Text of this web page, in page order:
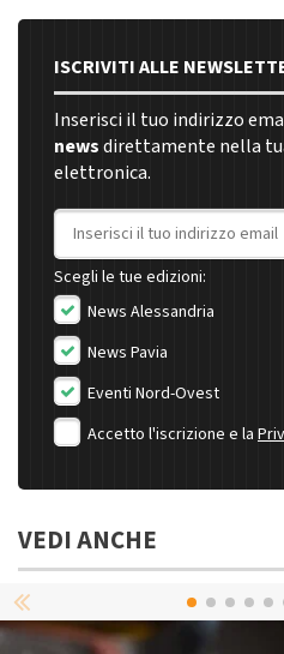
ISCRIVITI ALLE
Inserisci il tuo indirizzo
newsdirettamente nella
elettronica.
Indirizzo email
Scegli le tue edizioni:
News Alessandria
News Pavia
Eventi Nord-Ovest
Accetto l'iscrizione e la
VEDI ANCHE